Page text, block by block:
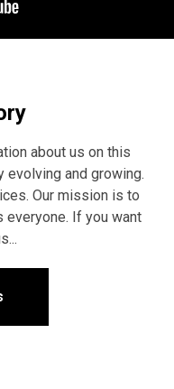
about us on this
evolving and growing.
Our mission is to
If you want